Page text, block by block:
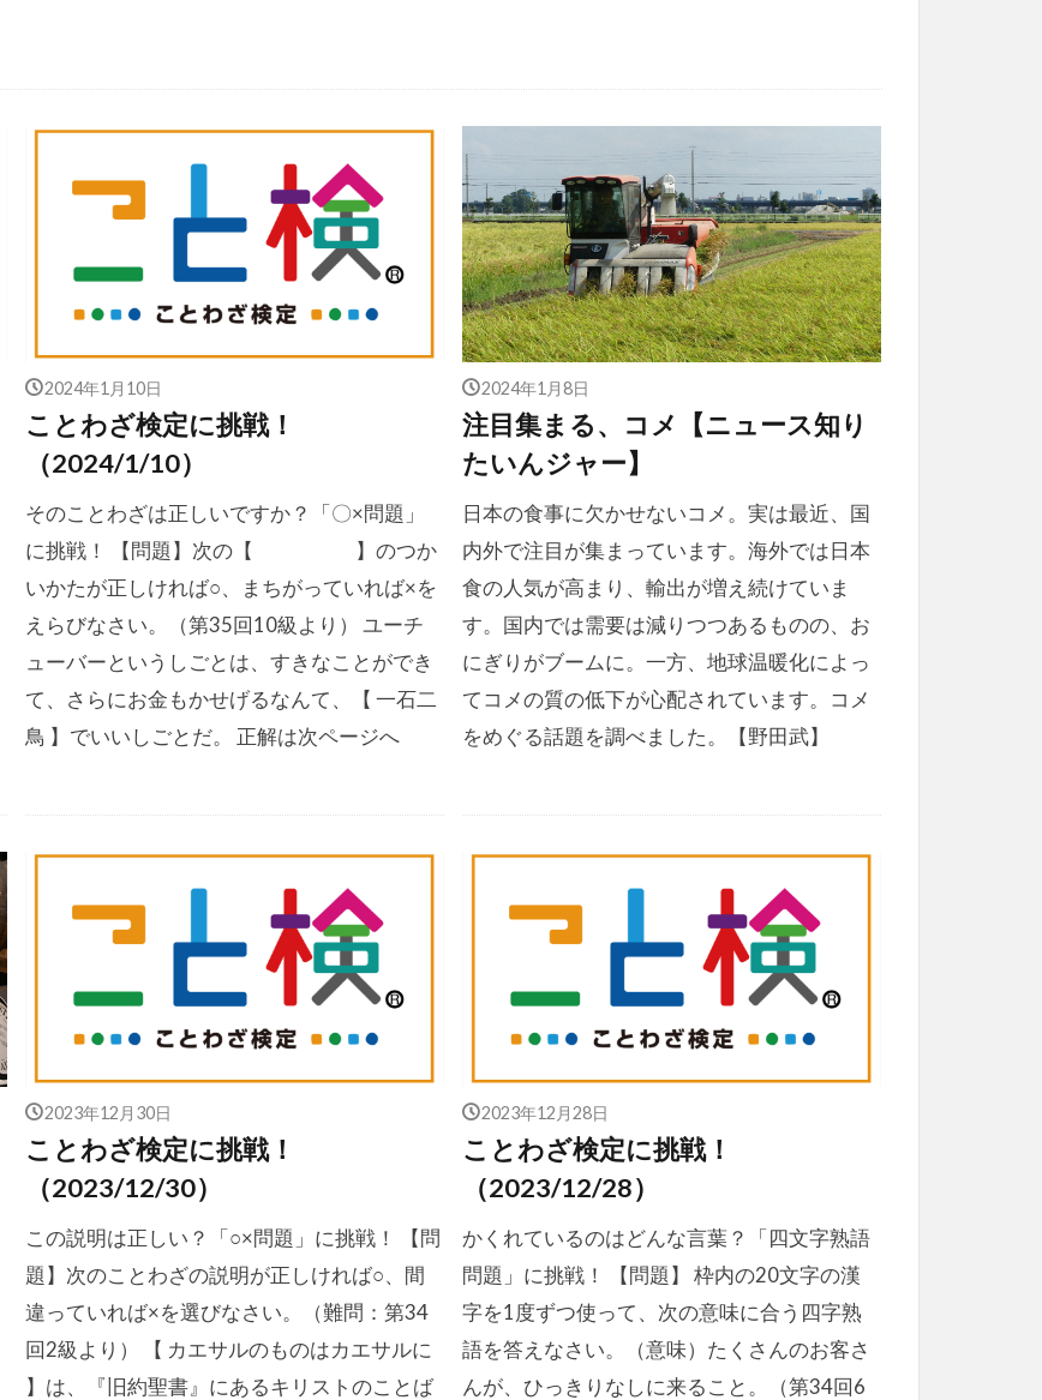
2024年1月10日
ことわざ検定に挑戦！
（2024/1/10）
そのことわざは正しいですか？「〇×問題」
に挑戦！ 【問題】次の【 】のつか
いかたが正しければ○、まちがっていれば×を
えらびなさい。（第35回10級より） ユーチ
ューバーというしごとは、すきなことができ
て、さらにお金もかせげるなんて、【 一石二
鳥 】でいいしごとだ。 正解は次ページへ
2024年1月8日
注目集まる、コメ【ニュース知り
たいんジャー】
日本の食事に欠かせないコメ。実は最近、国
内外で注目が集まっています。海外では日本
食の人気が高まり、輸出が増え続けていま
す。国内では需要は減りつつあるものの、お
にぎりがブームに。一方、地球温暖化によっ
てコメの質の低下が心配されています。コメ
をめぐる話題を調べました。【野田武】
2023年12月30日
ことわざ検定に挑戦！
（2023/12/30）
この説明は正しい？「○×問題」に挑戦！ 【問
題】次のことわざの説明が正しければ○、間
違っていれば×を選びなさい。（難問：第34
回2級より） 【 カエサルのものはカエサルに
】は、『旧約聖書』にあるキリストのことば
2023年12月28日
ことわざ検定に挑戦！
（2023/12/28）
かくれているのはどんな言葉？「四文字熟語
問題」に挑戦！ 【問題】 枠内の20文字の漢
字を1度ずつ使って、次の意味に合う四字熟
語を答えなさい。（意味）たくさんのお客さ
んが、ひっきりなしに来ること。（第34回6